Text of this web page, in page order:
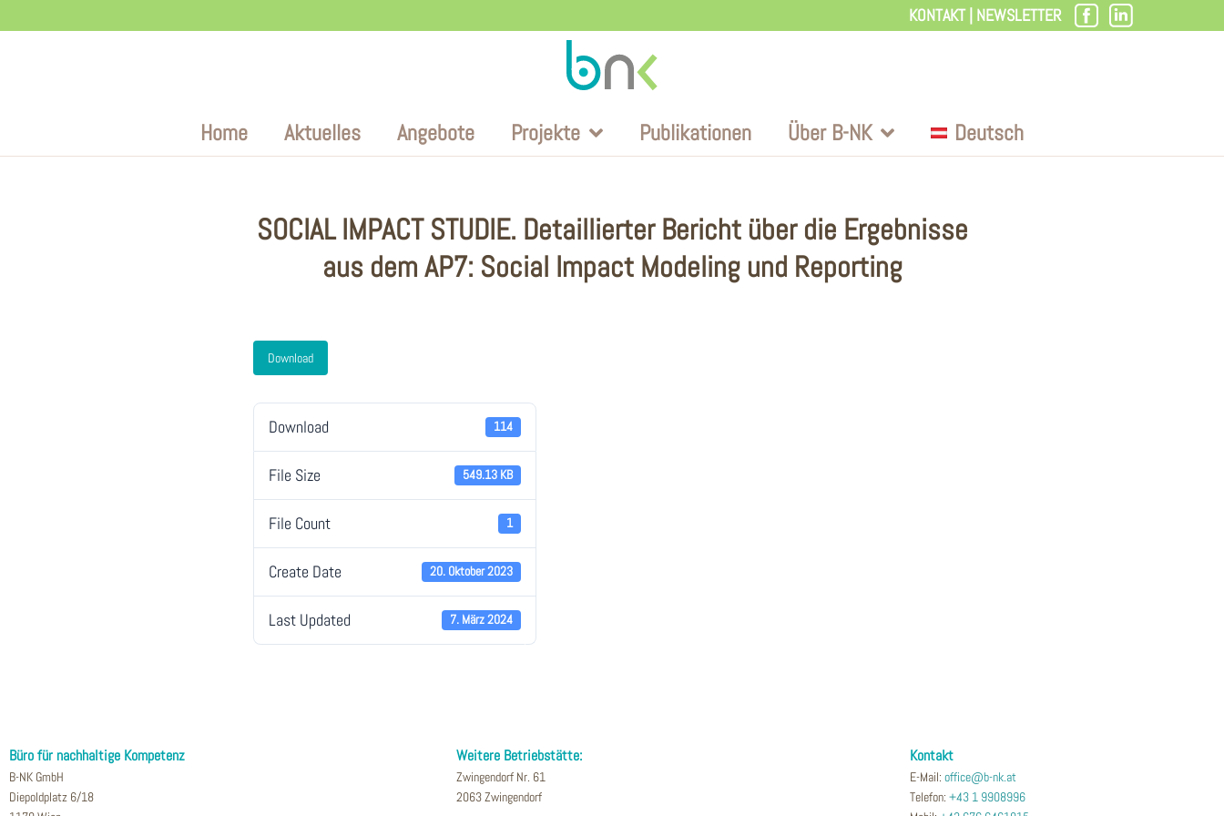
KONTAKT| NEWSLETTER
Home Aktuelles Angebote Projekte Publikationen Über B-NK Deutsch
SOCIAL IMPACT STUDIE. Detaillierter Bericht über die Ergebnisse
aus dem AP7: Social Impact Modeling und Reporting
Download
Download 114
File Size 549.13 KB
File Count 1
Create Date 20. Oktober 2023
Last Updated 7. März 2024
Büro für nachhaltige Kompetenz
B-NK GmbH
Diepoldplatz 6/18
Weitere Betriebstätte:
Zwingendorf Nr. 61
2063 Zwingendorf
Kontakt
E-Mail: office@b-nk.at
Telefon: +43 1 9908996